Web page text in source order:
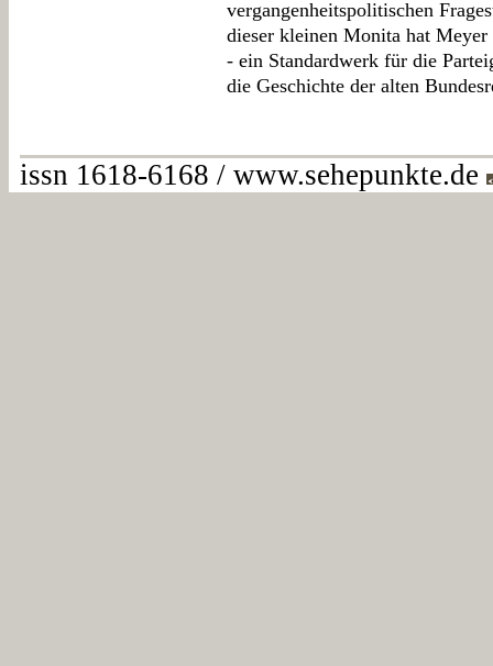
vergangenheitspolitischen
dieser kleinen Monita hat Meyer
- ein Standardwerk für die
die Geschichte der alten
issn 1618-6168 / www.sehepunkte.de